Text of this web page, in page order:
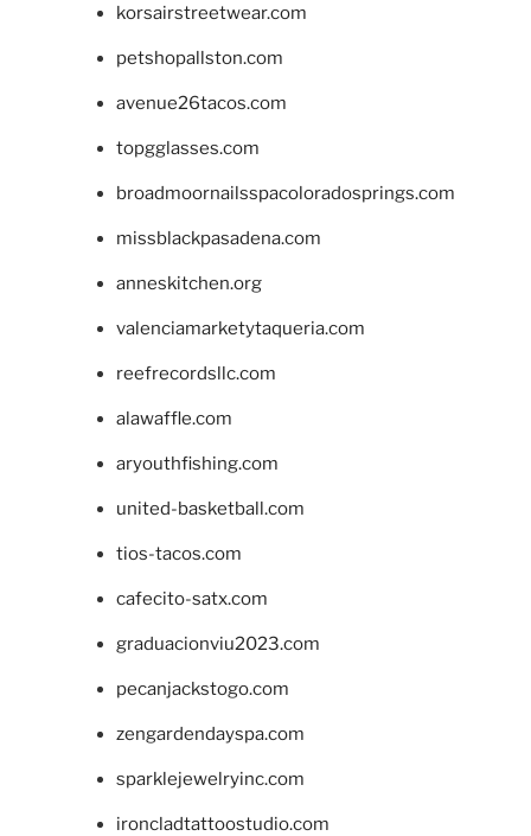
korsairstreetwear.com
petshopallston.com
avenue26tacos.com
topgglasses.com
broadmoornailsspacoloradosprings.com
missblackpasadena.com
anneskitchen.org
valenciamarketytaqueria.com
reefrecordsllc.com
alawaffle.com
aryouthfishing.com
united-basketball.com
tios-tacos.com
cafecito-satx.com
graduacionviu2023.com
pecanjackstogo.com
zengardendayspa.com
sparklejewelryinc.com
ironcladtattoostudio.com